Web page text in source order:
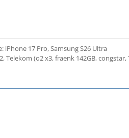
iPhone 17 Pro, Samsung S26 Ultra
Telekom (o2 x3, fraenk 142GB,